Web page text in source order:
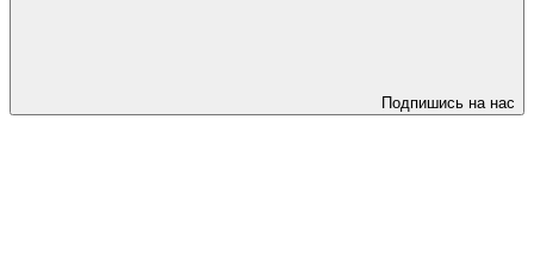
Подпишись на нас